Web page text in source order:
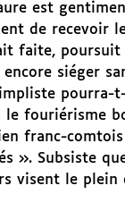
est
de recevoir
faite, poursuit
siéger
pourra-
fouriérisme
franc-
». Subsiste
visent le plein